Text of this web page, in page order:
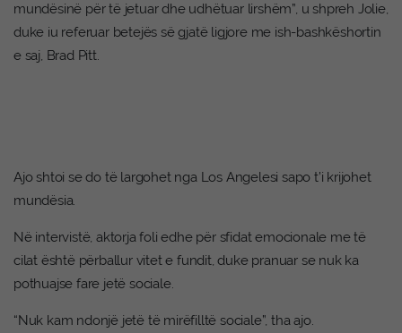
mundësinë për të jetuar dhe udhëtuar lirshëm”, u shpreh Jolie,
duke iu referuar betejës së gjatë ligjore me ish-bashkëshortin
e saj, Brad Pitt.
Ajo shtoi se do të largohet nga Los Angelesi sapo t’i krijohet
mundësia.
Në intervistë, aktorja foli edhe për sfidat emocionale me të
cilat është përballur vitet e fundit, duke pranuar se nuk ka
pothuajse fare jetë sociale.
“Nuk kam ndonjë jetë të mirëfilltë sociale”, tha ajo.